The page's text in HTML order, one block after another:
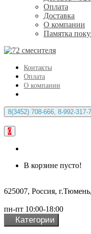
Оплата
Доставка
О компании
Памятка
Контакты
Оплата
О компании
8(3452) 708-666, 8-992-317-
0
В корзине пусто!
625007, Россия,
пн-пт 10:00-18:00
Категории